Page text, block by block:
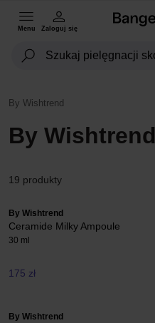
Menu Zaloguj się
By Wishtrend
By Wishtrend
19 produkty
By Wishtrend
Ceramide Milky Ampoule
30 ml
175 zł
By Wishtrend